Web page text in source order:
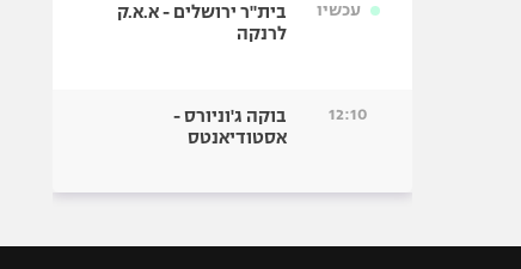
עכשיו
בית"ר ירושלים - א.א.ק
לרנקה
12:10
בוקה ג'וניורס -
אסטודיאנטס